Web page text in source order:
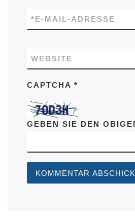
E-MAIL-ADRESSE
*
WEBSITE
CAPTCHA *
GEBEN SIE DEN